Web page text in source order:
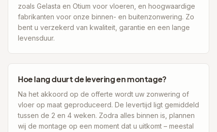
zoals Gelasta en Otium voor vloeren, en hoogwaardige
fabrikanten voor onze binnen- en buitenzonwering. Zo
bent u verzekerd van kwaliteit, garantie en een lange
levensduur.
Hoe lang duurt de levering en montage?
Na het akkoord op de offerte wordt uw zonwering of
vloer op maat geproduceerd. De levertijd ligt gemiddeld
tussen de 2 en 4 weken. Zodra alles binnen is, plannen
wij de montage op een moment dat u uitkomt – meestal